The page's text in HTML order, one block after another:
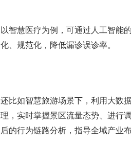
以智慧医疗为例，可通过人工智能
化、规范化，降低漏诊误诊率。
还比如智慧旅游场景下，利用大数
理，实时掌握景区流量态势、进行
后的行为链路分析，指导全域产业